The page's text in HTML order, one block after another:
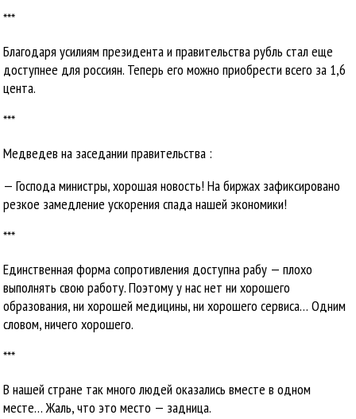
***
Благодаря усилиям президента и правительства рубль стал еще
доступнее для россиян. Теперь его можно приобрести всего за 1,6
цента.
***
Медведев на заседании правительства :
— Господа министры, хорошая новость! На биржах зафиксировано
резкое замедление ускорения спада нашей экономики!
***
Единственная форма сопротивления доступна рабу — плохо
выполнять свою работу. Поэтому у нас нет ни хорошего
образования, ни хорошей медицины, ни хорошего сервиса… Одним
словом, ничего хорошего.
***
В нашей стране так много людей оказались вместе в одном
месте… Жаль, что это место — задница.